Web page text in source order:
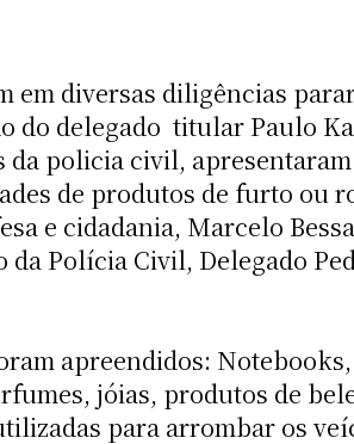
em diversas diligências
do delegado titular Paulo
da policia civil,
de produtos de furto ou
e cidadania, Marcelo
Polícia Civil, Delegado
apreendidos:
jóias, produtos de
para arrombar os